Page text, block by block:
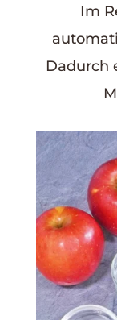
Im
Dadurch